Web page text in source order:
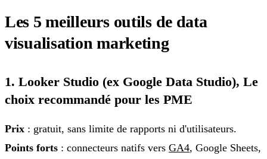
Les 5 meilleurs outils de data
visualisation marketing
1. Looker Studio (ex Google Data Studio), Le
choix recommandé pour les PME
Prix : gratuit, sans limite de rapports ni d'utilisateurs.
Points forts : connecteurs natifs vers GA4, Google Sheets,